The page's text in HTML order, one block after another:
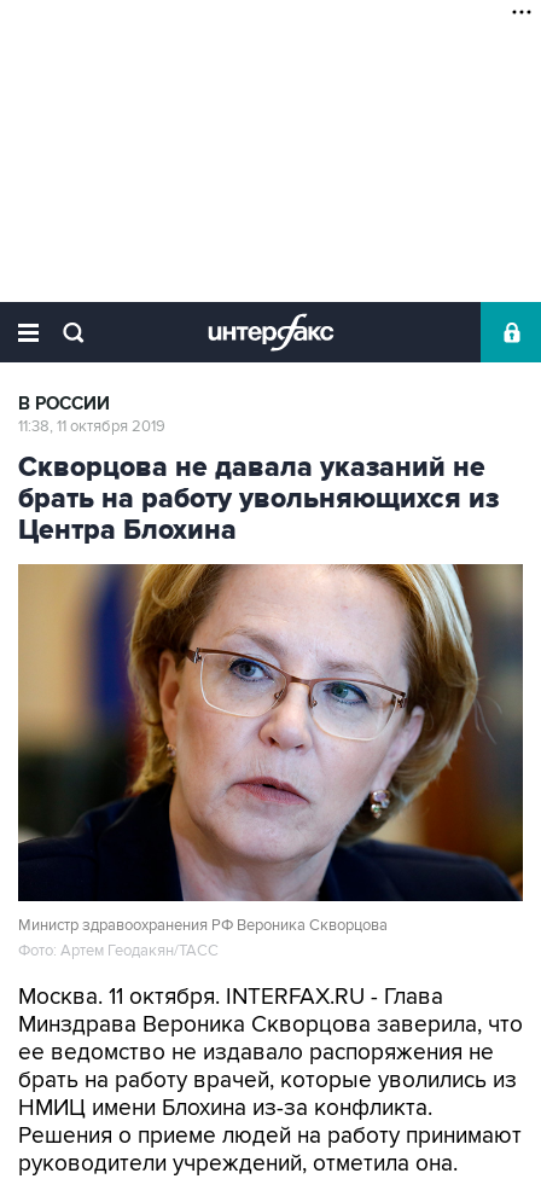
В РОССИИ
11:38, 11 октября 2019
Скворцова не давала указаний не
брать на работу увольняющихся из
Центра Блохина
Министр здравоохранения РФ Вероника Скворцова
Фото: Артем Геодакян/ТАСС
Москва. 11 октября. INTERFAX.RU - Глава
Минздрава Вероника Скворцова заверила, что
ее ведомство не издавало распоряжения не
брать на работу врачей, которые уволились из
НМИЦ имени Блохина из-за конфликта.
Решения о приеме людей на работу принимают
руководители учреждений, отметила она.